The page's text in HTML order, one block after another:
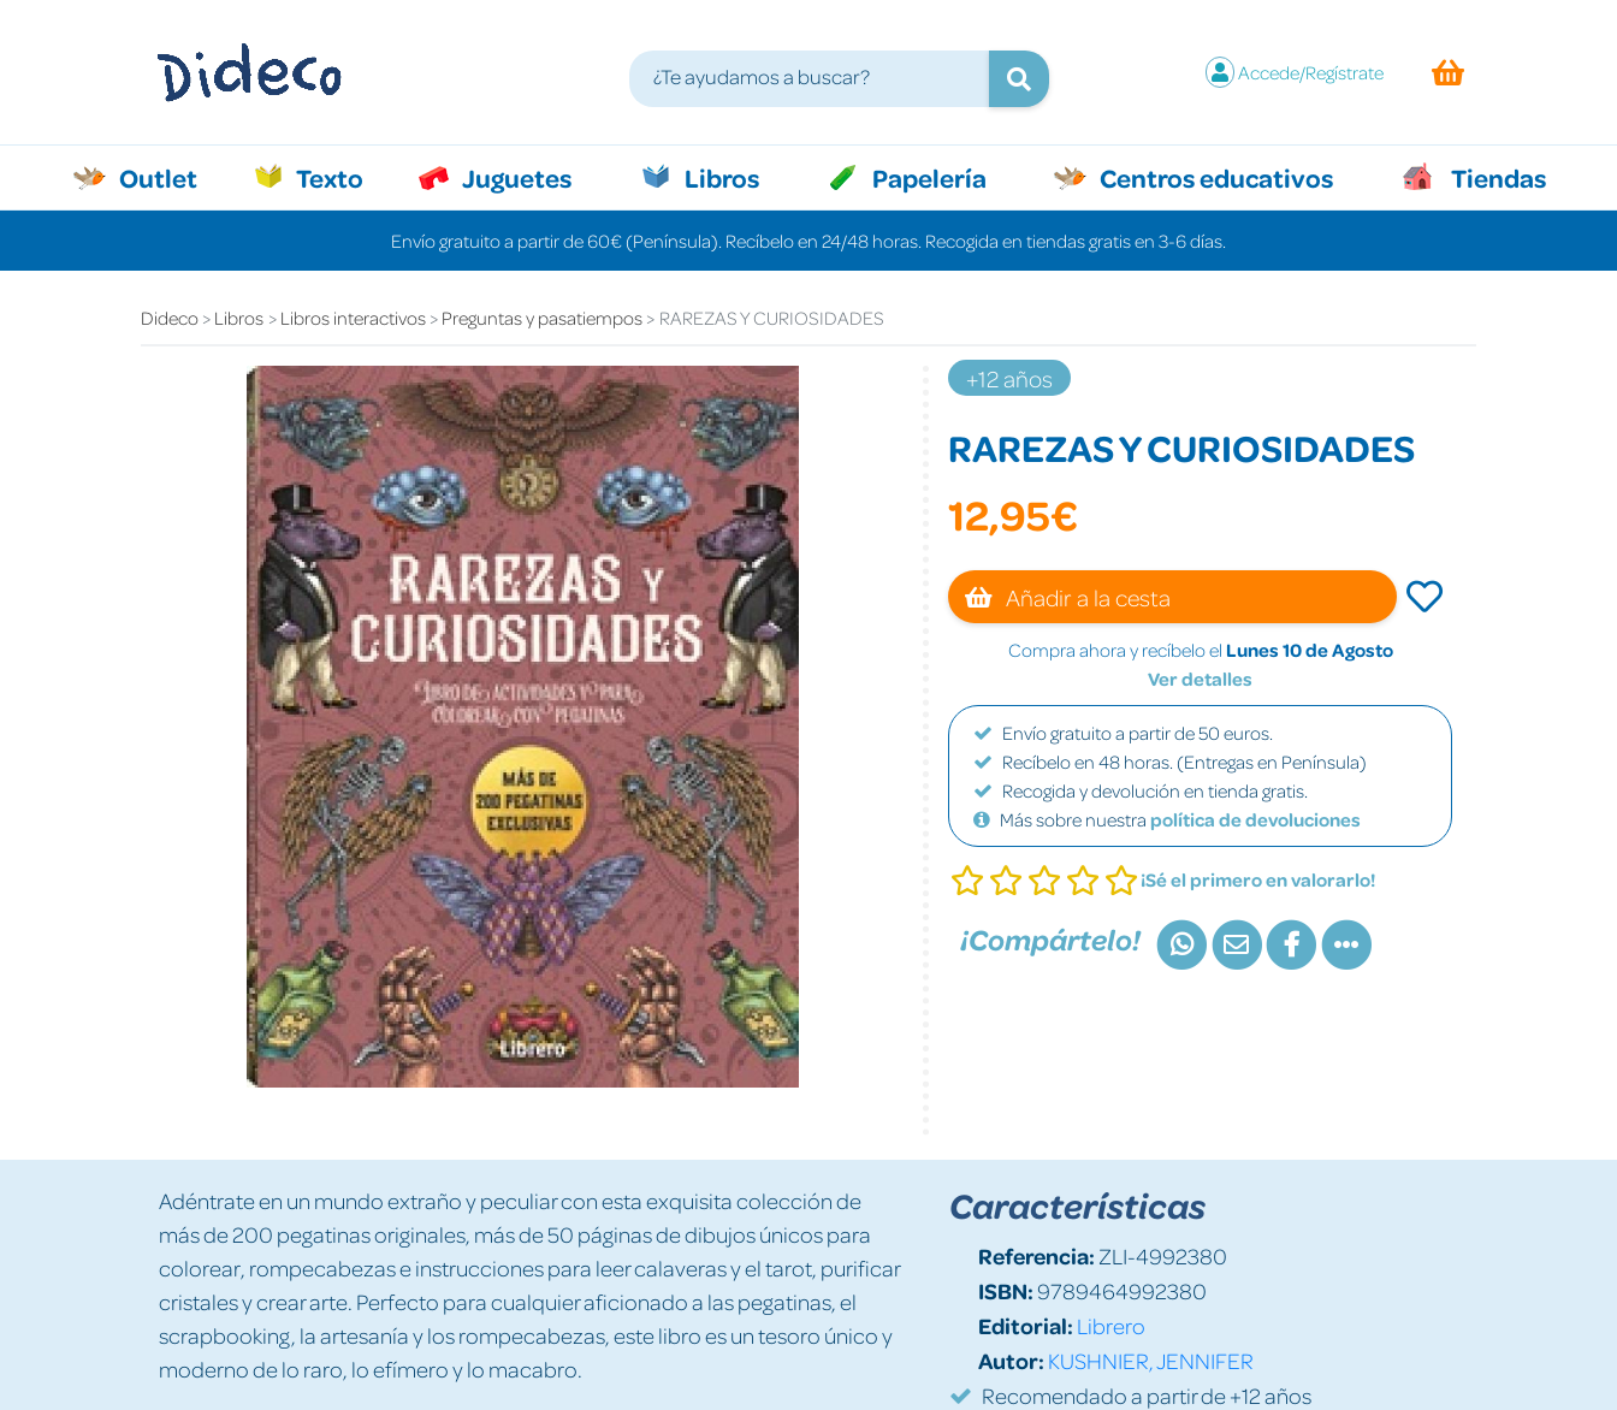
Accede/Regístrate
Outlet Texto Juguetes Libros Papelería Centros educativos Tiendas
Envío gratuito a partir de 60€ (Península). Recíbelo en 24/48 horas. Recogida en tiendas gratis en 3-6 días.
Dideco Libros Libros interactivos Preguntas y pasatiempos RAREZAS Y CURIOSIDADES
+12 años
RAREZAS Y CURIOSIDADES
12,95€
Añadir a la cesta
Compra ahora y recíbelo el Lunes 10 de Agosto
Ver detalles
Envío gratuito a partir de 50 euros.
Recíbelo en 48 horas. (Entregas en Península)
Recogida y devolución en tienda gratis.
Más sobre nuestra política de devoluciones
¡Sé el primero en valorarlo!
¡Compártelo!
Adéntrate en un mundo extraño y peculiar con esta exquisita colección de
más de 200 pegatinas originales, más de 50 páginas de dibujos únicos para
colorear, rompecabezas e instrucciones para leer calaveras y el tarot, purificar
cristales y crear arte. Perfecto para cualquier aficionado a las pegatinas, el
scrapbooking, la artesanía y los rompecabezas, este libro es un tesoro único y
moderno de lo raro, lo efímero y lo macabro.
Características
Referencia: ZLI-4992380
ISBN:9789464992380
Editorial: Librero
Autor: KUSHNIER, JENNIFER
Recomendado a partir de +12 años